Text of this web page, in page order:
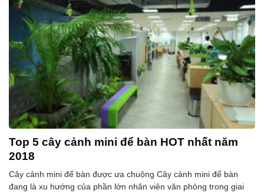
Top 5 cây cảnh mini để bàn HOT nhất năm
2018
Cây cảnh mini để bàn được ưa chuộng Cây cảnh mini để bàn
đang là xu hướng của phần lớn nhân viên văn phòng trong giai